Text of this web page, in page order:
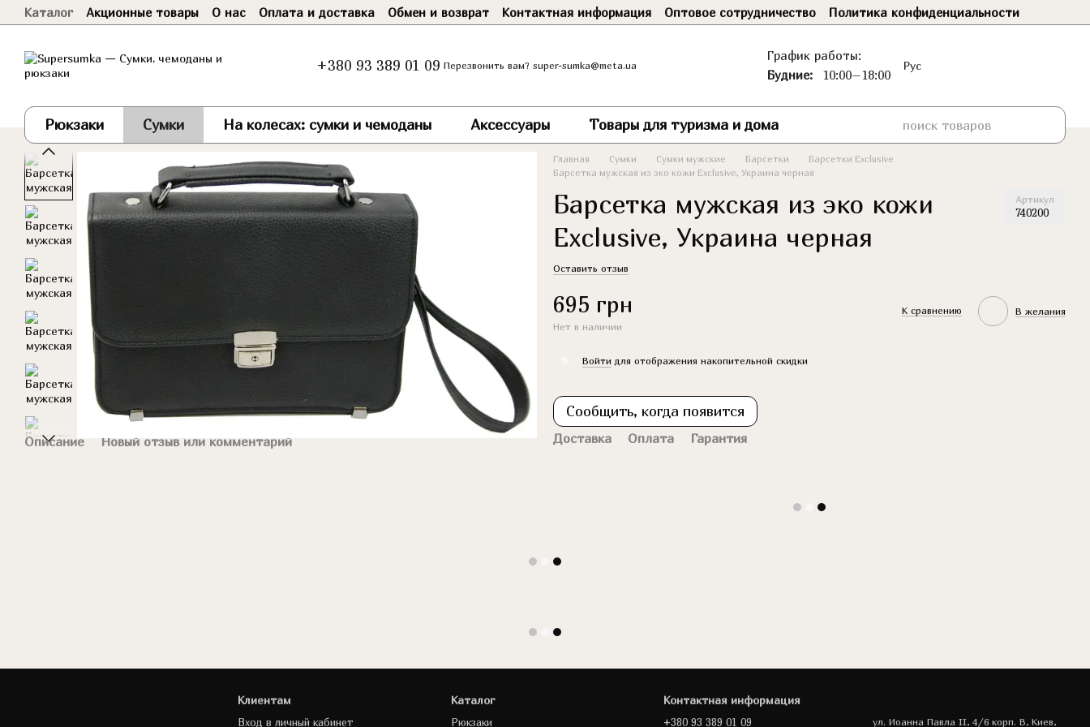
Перейти к основному контенту
Каталог Акционные товары О нас Оплата и доставка Обмен и возврат Контактная информация Оптовое сотрудничество
Политика конфиденциальности
+380 93 389 01 09 Перезвонить вам? super-sumka@meta.ua
График работы:
Будние:
10:00–18:00
Рус
Рюкзаки Сумки На колесах: сумки и чемоданы Аксессуары Товары для туризма и дома
Описание Новый отзыв или комментарий
Главная Сумки Сумки мужские Барсетки
Барсетки Exclusive
Барсетка мужская из эко кожи Exclusive, Украина черная
Барсетка мужская из эко кожи
Exclusive, Украина черная
Артикул
740200
Оставить отзыв
695 грн
Нет в наличии
К сравнению В желания
Войти для отображения накопительной скидки
Сообщить, когда появится
Доставка Оплата Гарантия
Клиентам
Вход в личный кабинет
Каталог
Рюкзаки
Контактная информация
+380 93 389 01 09 ул. Иоанна Павла II, 4/6 корп. В, Киев,